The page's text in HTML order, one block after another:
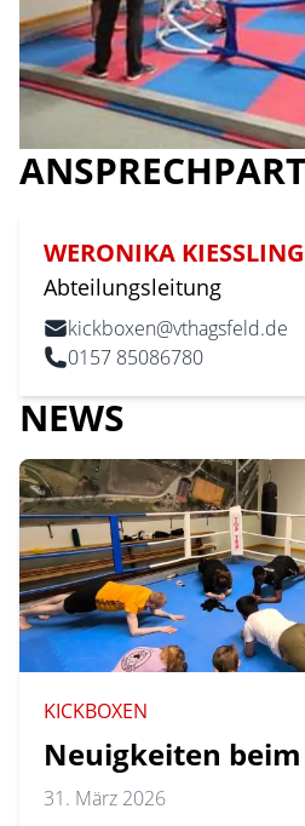
WERONIKA KIESSLING
Abteilungsleitung
kickboxen@vthagsfeld.de
0157 85086780
NEWS
KICKBOXEN
Neuigkeiten
31. März 2026